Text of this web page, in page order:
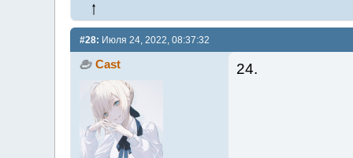
#28: Июля 24, 2022, 08:37:32
Cast 24.